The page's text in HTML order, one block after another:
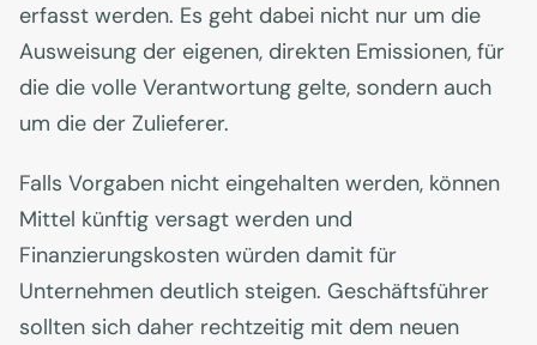
erfasst werden. Es geht dabei nicht nur um die
Ausweisung der eigenen, direkten Emissionen, für
die die volle Verantwortung gelte, sondern auch
um die der Zulieferer.
Falls Vorgaben nicht eingehalten werden, können
Mittel künftig versagt werden und
Finanzierungskosten würden damit für
Unternehmen deutlich steigen. Geschäftsführer
sollten sich daher rechtzeitig mit dem neuen